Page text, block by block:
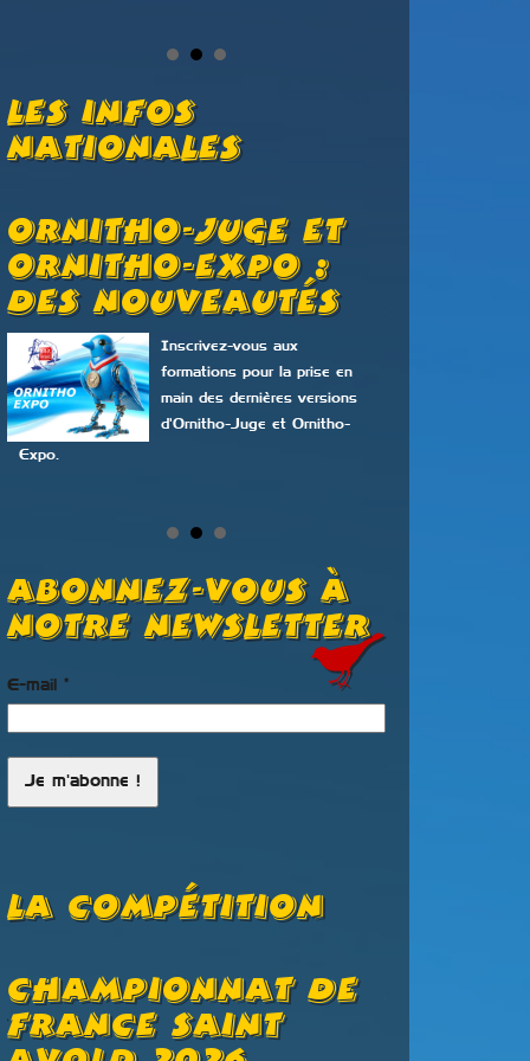
Les Infos
Nationales
Ornitho-Juge Et
Ornitho-Expo :
Des Nouveautés
Inscrivez-vous aux
formations pour la prise en
main des dernières versions
d'Ornitho-Juge et Ornitho-
Expo.
Abonnez-vous à
notre newsletter
E-mail *
La Compétition
Championnat De
France Saint